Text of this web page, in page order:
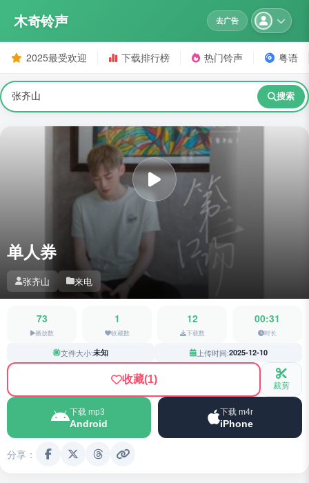
木奇铃声 去广告
2025最受欢迎 下载排行榜 热门铃声 粤语
搜索
单人券
张齐山 来电
73
播放数
1
收藏数
12
下载数
00:31
时长
文件大小:未知 上传时间:2025-12-10
收藏(1) 裁剪
下载 mp3
Android
下载 m4r
iPhone
分享：